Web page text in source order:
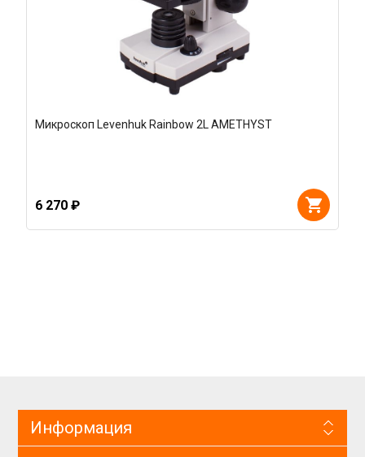
Микроскоп Levenhuk Rainbow 2L AMETHYST
6 270 ₽
Информация